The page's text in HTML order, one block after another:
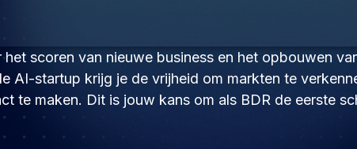
scoren van nieuwe business en het opbouwen
AI-startup krijg je de vrijheid om markten te
te maken. Dit is jouw kans om als BDR de eerste